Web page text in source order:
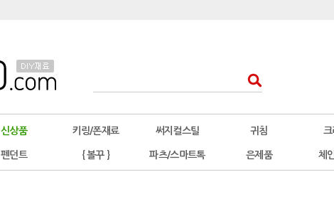
신상품 키링/폰재료 써지컬스틸 귀침 크
펜던트 { 볼꾸 } 파츠/스마트톡 은제품 체